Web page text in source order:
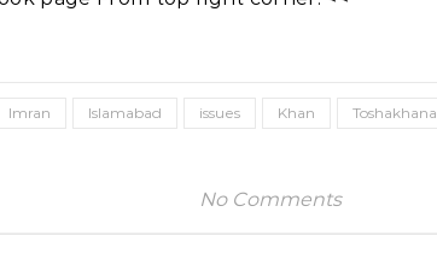
Imran Islamabad issues Khan Toshakhana
No Comments